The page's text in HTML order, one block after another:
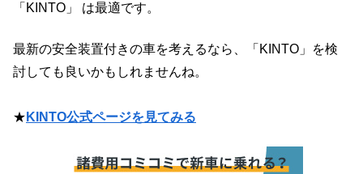
「KINTO」 は最適です。
最新の安全装置付きの車を考えるなら、「KINTO」を検
討しても良いかもしれませんね。
★ KINTO公式ページを見てみる